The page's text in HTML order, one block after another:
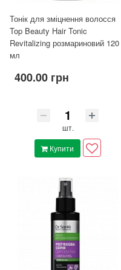
Тонік для зміцнення волосся
Top Beauty Hair Tonic
Revitalizing розмариновий 120
мл
400.00 грн
шт.
Купити